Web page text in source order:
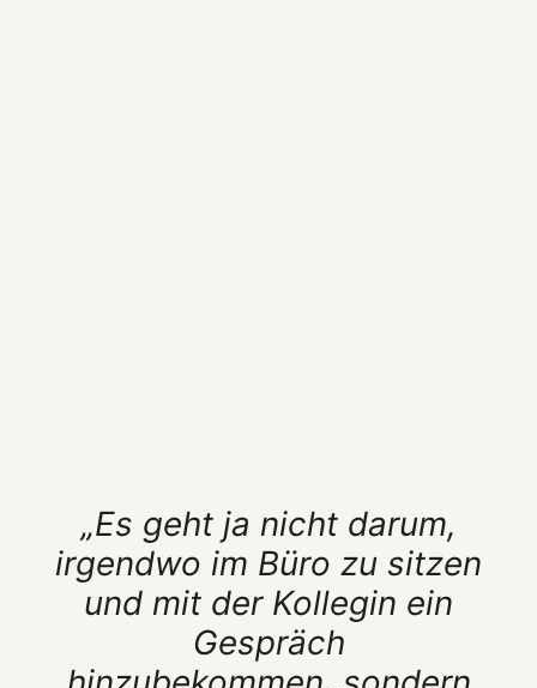
„Es geht ja nicht darum,
irgendwo im Büro zu sitzen
und mit der Kollegin ein
Gespräch